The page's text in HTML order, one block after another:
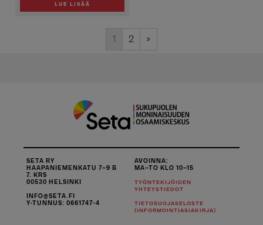
LUE LISÄÄ
1 2 »
SETA RY
HAAPANIEMENKATU 7–9 B
7. KRS
00530 HELSINKI
INFO@SETA.FI
Y-TUNNUS: 0661747-4
AVOINNA:
MA–TO KLO 10–15
TYÖNTEKIJÖIDEN
YHTEYSTIEDOT
TIETOSUOJASELOSTE
(INFORMOINTIASIAKIRJA)